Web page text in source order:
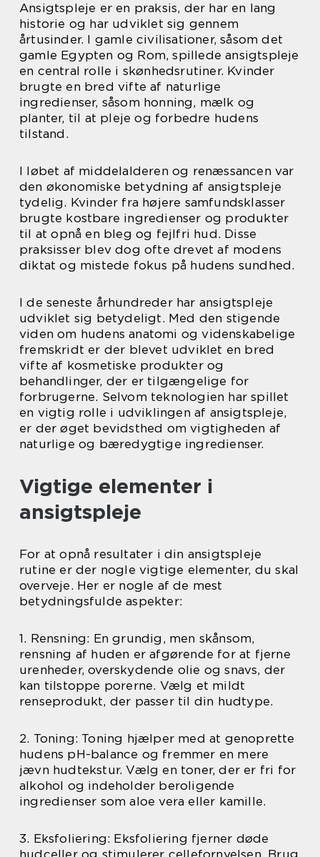
Ansigtspleje er en praksis, der har en lang
historie og har udviklet sig gennem
årtusinder. I gamle civilisationer, såsom det
gamle Egypten og Rom, spillede ansigtspleje
en central rolle i skønhedsrutiner. Kvinder
brugte en bred vifte af naturlige
ingredienser, såsom honning, mælk og
planter, til at pleje og forbedre hudens
tilstand.
I løbet af middelalderen og renæssancen var
den økonomiske betydning af ansigtspleje
tydelig. Kvinder fra højere samfundsklasser
brugte kostbare ingredienser og produkter
til at opnå en bleg og fejlfri hud. Disse
praksisser blev dog ofte drevet af modens
diktat og mistede fokus på hudens sundhed.
I de seneste århundreder har ansigtspleje
udviklet sig betydeligt. Med den stigende
viden om hudens anatomi og videnskabelige
fremskridt er der blevet udviklet en bred
vifte af kosmetiske produkter og
behandlinger, der er tilgængelige for
forbrugerne. Selvom teknologien har spillet
en vigtig rolle i udviklingen af ansigtspleje,
er der øget bevidsthed om vigtigheden af
naturlige og bæredygtige ingredienser.
Vigtige elementer i
ansigtspleje
For at opnå resultater i din ansigtspleje
rutine er der nogle vigtige elementer, du skal
overveje. Her er nogle af de mest
betydningsfulde aspekter:
1. Rensning: En grundig, men skånsom,
rensning af huden er afgørende for at fjerne
urenheder, overskydende olie og snavs, der
kan tilstoppe porerne. Vælg et mildt
renseprodukt, der passer til din hudtype.
2. Toning: Toning hjælper med at genoprette
hudens pH-balance og fremmer en mere
jævn hudtekstur. Vælg en toner, der er fri for
alkohol og indeholder beroligende
ingredienser som aloe vera eller kamille.
3. Eksfoliering: Eksfoliering fjerner døde